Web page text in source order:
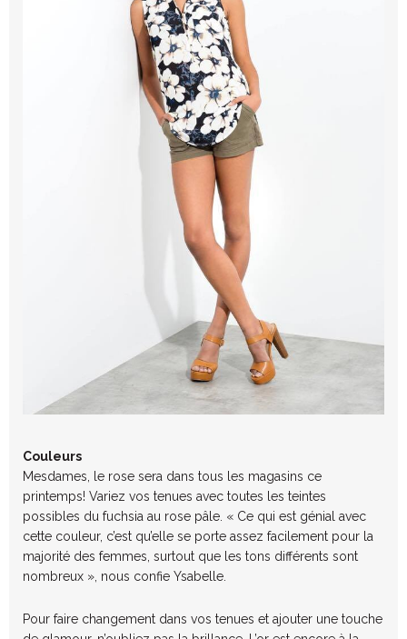
Couleurs
Mesdames, le rose sera dans tous les magasins ce
printemps! Variez vos tenues avec toutes les teintes
possibles du fuchsia au rose pâle. « Ce qui est génial avec
cette couleur, c’est qu’elle se porte assez facilement pour la
majorité des femmes, surtout que les tons différents sont
nombreux », nous confie Ysabelle.
Pour faire changement dans vos tenues et ajouter une touche